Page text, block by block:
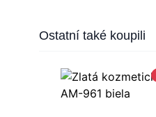
Press to skip carousel
Ostatní také koupili